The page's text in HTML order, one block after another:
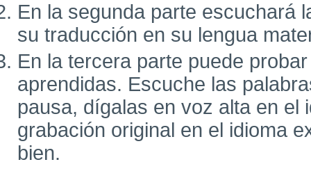
En la segunda parte escuchará
su traducción en su lengua
En la tercera parte puede
aprendidas. Escuche las
pausa, dígalas en voz alta en el
grabación original en el idioma
bien.